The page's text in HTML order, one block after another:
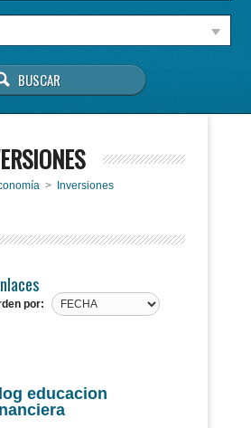
> Inversiones
por:
educacion